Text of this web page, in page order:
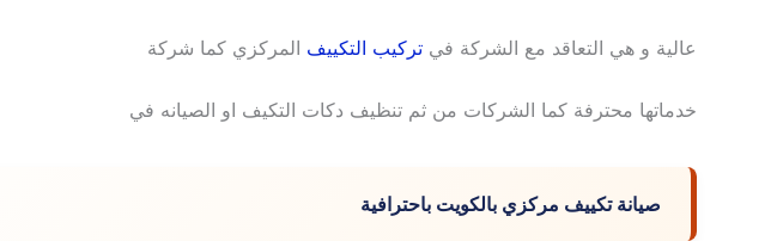
عالية و هي التعاقد مع الشركة في تركيب التكييف المركزي كما شركة
خدماتها محترفة كما الشركات من ثم تنظيف دكات التكيف او الصيانه في
صيانة تكييف مركزي بالكويت باحترافية